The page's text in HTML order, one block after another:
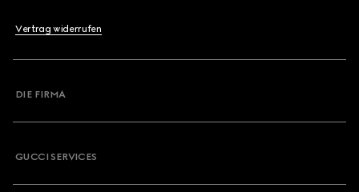
Vertrag widerrufen
DIE FIRMA
GUCCI SERVICES